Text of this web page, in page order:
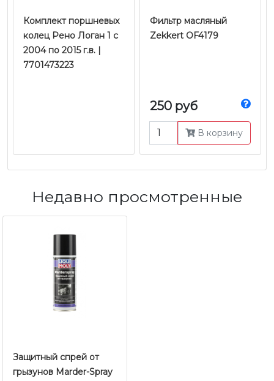
Комплект поршневых
колец Рено Логан 1 c
2004 по 2015 г.в. |
7701473223
Фильтр масляный
Zekkert OF4179
250 руб
В корзину
Недавно просмотренные
Защитный спрей от
грызунов Marder-Spray